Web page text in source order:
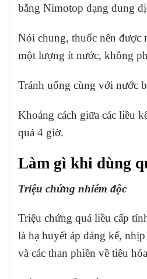
bằng Nimotop dạng dung
Nói chung, thuốc nên được
một lượng ít nước, không
Tránh uống cùng với nước
Khoảng cách giữa các liều
quá 4 giờ.
Làm gì khi dùng
Triệu chứng nhiễm độc
Triệu chứng quá liều cấp
là hạ huyết áp đáng kể,
và các than phiền về tiêu